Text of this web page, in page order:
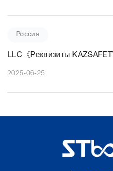
Россия
LLC《Реквизиты
2025-06-25